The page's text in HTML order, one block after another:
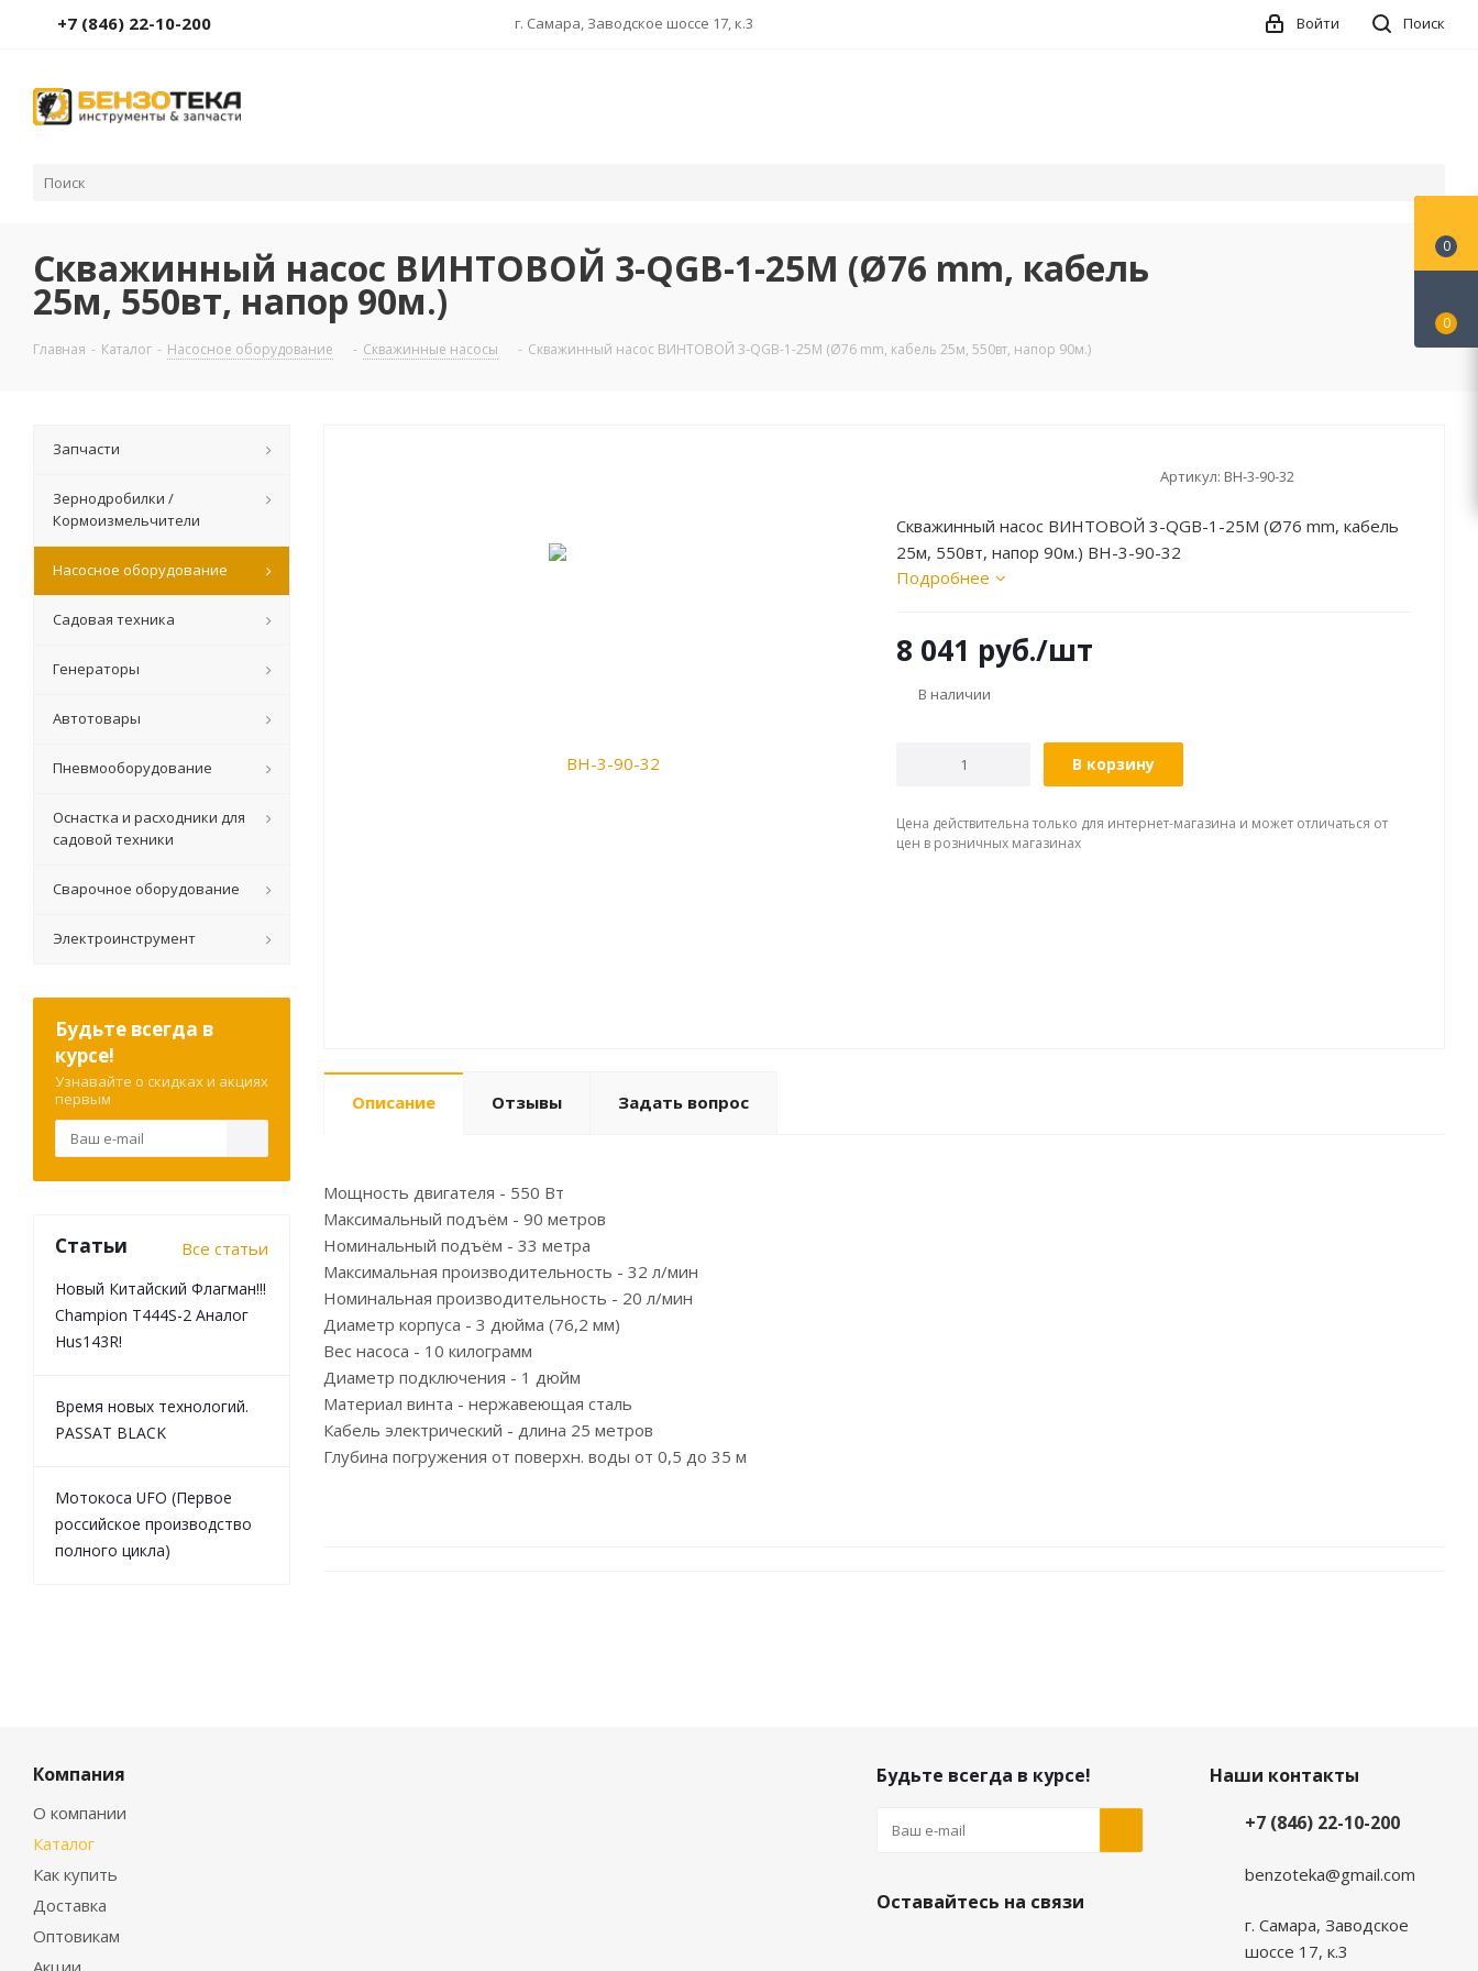
+7 (846) 22-10-200 г. Самара, Заводское шоссе 17, к.3 Поиск
Войти
Скважинный насос ВИНТОВОЙ 3-QGB-1-25M (Ø76 mm, кабель
25м, 550вт, напор 90м.)
Главная - Каталог - Насосное оборудование - Скважинные насосы - Скважинный насос ВИНТОВОЙ 3-QGB-1-25M (Ø76 mm, кабель 25м, 550вт, напор 90м.)
Артикул: ВН-3-90-32
Скважинный насос ВИНТОВОЙ 3-QGB-1-25M (Ø76 mm, кабель
25м, 550вт, напор 90м.) ВН-3-90-32
Подробнее
8 041 руб./шт
В наличии
В корзину
Цена действительна только для интернет-магазина и может отличаться от
цен в розничных магазинах
Описание Отзывы Задать вопрос
Мощность двигателя - 550 Вт
Максимальный подъём - 90 метров
Номинальный подъём - 33 метра
Максимальная производительность - 32 л/мин
Номинальная производительность - 20 л/мин
Диаметр корпуса - 3 дюйма (76,2 мм)
Вес насоса - 10 килограмм
Диаметр подключения - 1 дюйм
Материал винта - нержавеющая сталь
Кабель электрический - длина 25 метров
Глубина погружения от поверхн. воды от 0,5 до 35 м
Запчасти
Зернодробилки /
Кормоизмельчители
Насосное оборудование
Садовая техника
Генераторы
Автотовары
Пневмооборудование
Оснастка и расходники для
садовой техники
Сварочное оборудование
Электроинструмент
Будьте всегда в
курсе!
Узнавайте о скидках и акциях
первым
Статьи Все статьи
Новый Китайский Флагман!!!
Champion T444S-2 Аналог
Hus143R!
Время новых технологий.
PASSAT BLACK
Мотокоса UFO (Первое
российское производство
полного цикла)
Компания
О компании
Каталог
Как купить
Доставка
Оптовикам
Будьте всегда в курсе!
Оставайтесь на связи
Наши контакты
+7 (846) 22-10-200
benzoteka@gmail.com
г. Самара, Заводское
шоссе 17, к.3
0
0